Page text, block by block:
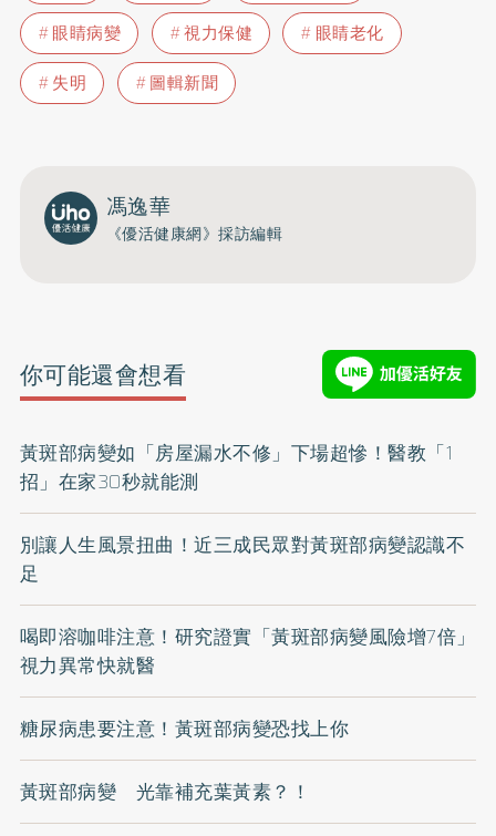
眼睛病變
視力保健
眼睛老化
失明
圖輯新聞
馮逸華
《優活健康網》採訪編輯
你可能還會想看
黃斑部病變如「房屋漏水不修」下場超慘！醫教「1
招」在家30秒就能測
別讓人生風景扭曲！近三成民眾對黃斑部病變認識不
足
喝即溶咖啡注意！研究證實「黃斑部病變風險增7倍」
視力異常快就醫
糖尿病患要注意！黃斑部病變恐找上你
黃斑部病變 光靠補充葉黃素？！